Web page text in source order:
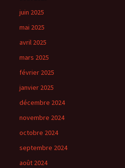
juin 2025
mai 2025
avril 2025
mars 2025
février 2025
janvier 2025
décembre 2024
novembre 2024
octobre 2024
septembre 2024
août 2024